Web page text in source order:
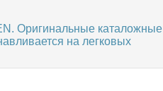
Оригинальные каталожные
на легковых